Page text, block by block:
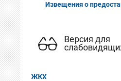
Извещения о
Версия для
ЖКХ